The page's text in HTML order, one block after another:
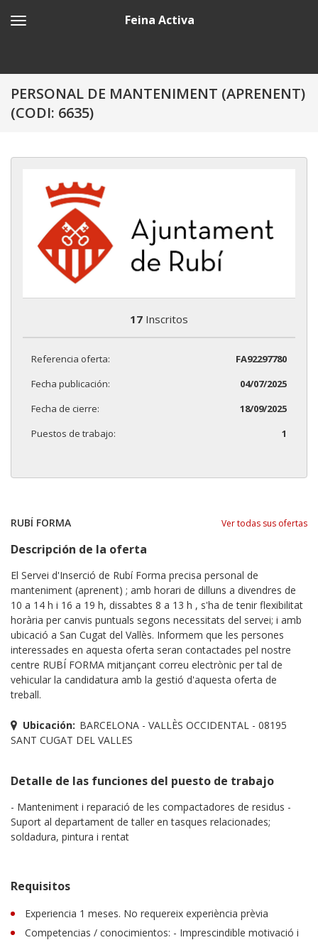
Feina Activa
PERSONAL DE MANTENIMENT (APRENENT)
(CODI: 6635)
17 Inscritos
Referencia oferta:
FA92297780
Fecha publicación:
04/07/2025
Fecha de cierre:
18/09/2025
Puestos de trabajo:
1
RUBÍ FORMA Ver todas sus ofertas
Descripción de la oferta
El Servei d'Inserció de Rubí Forma precisa personal de
manteniment (aprenent) ; amb horari de dilluns a divendres de
10 a 14 h i 16 a 19 h, dissabtes 8 a 13 h , s'ha de tenir flexibilitat
horària per canvis puntuals segons necessitats del servei; i amb
ubicació a San Cugat del Vallès. Informem que les persones
interessades en aquesta oferta seran contactades pel nostre
centre RUBÍ FORMA mitjançant correu electrònic per tal de
vehicular la candidatura amb la gestió d'aquesta oferta de
treball.
Ubicación: BARCELONA - VALLÈS OCCIDENTAL - 08195
SANT CUGAT DEL VALLES
Detalle de las funciones del puesto de trabajo
- Manteniment i reparació de les compactadores de residus -
Suport al departament de taller en tasques relacionades;
soldadura, pintura i rentat
Requisitos
Experiencia 1 meses. No requereix experiència prèvia
Competencias / conocimientos: - Imprescindible motivació i